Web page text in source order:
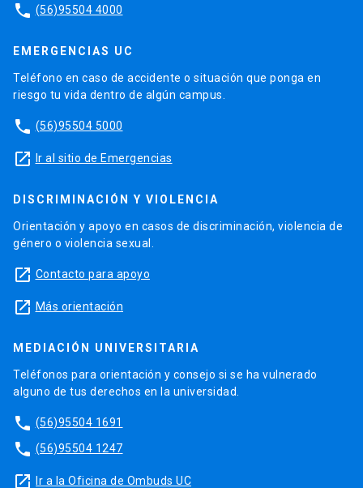
phone (56)95504 4000
EMERGENCIAS UC
Teléfono en caso de accidente o situación que ponga en
riesgo tu vida dentro de algún campus.
phone (56)95504 5000
launch Ir al sitio de Emergencias
DISCRIMINACIÓN Y VIOLENCIA
Orientación y apoyo en casos de discriminación, violencia de
género o violencia sexual.
launch Contacto para apoyo
launch Más orientación
MEDIACIÓN UNIVERSITARIA
Teléfonos para orientación y consejo si se ha vulnerado
alguno de tus derechos en la universidad.
phone (56)95504 1691
phone (56)95504 1247
launch Ir a la Oficina de Ombuds UC